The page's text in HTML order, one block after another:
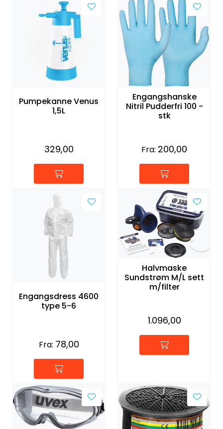
Pumpekanne Venus
1,5L
329,00
Engangshanske
Nitril Pudderfri 100 -
stk
Fra: 200,00
Engangsdress 4600
type 5-6
Fra: 78,00
Halvmaske
Sundstrøm M/L sett
m/filter
1.096,00